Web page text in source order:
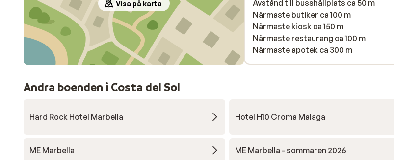
Visa på karta
Avstånd till busshållplats ca 50 m
Närmaste butiker ca 100 m
Närmaste kiosk ca 150 m
Närmaste restaurang ca 100 m
Närmaste apotek ca 300 m
Andra boenden i Costa del Sol
Hard Rock Hotel Marbella Hotel H10 Croma Malaga
ME Marbella ME Marbella - sommaren 2026